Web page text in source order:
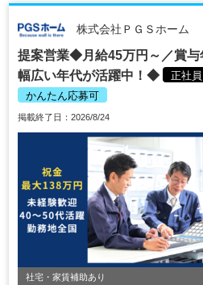
株式会社ＰＧＳホーム
提案営業◆月給45万円～／賞与
幅広い年代が活躍中！◆
正社員
かんたん応募可
掲載終了日：2026/8/24
社宅・家賃補助あり